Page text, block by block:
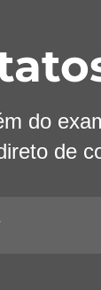
do
de